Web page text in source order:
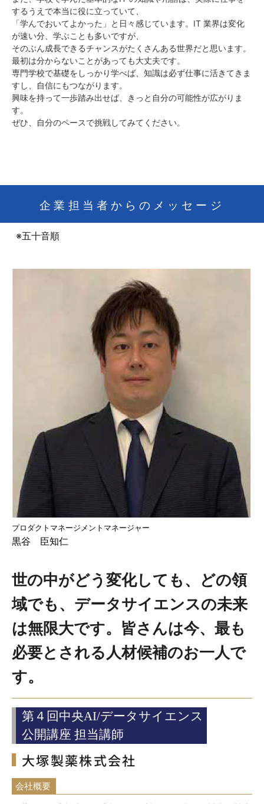
するうえで本当に役に立っていて、
「学んでおいてよかった」と日々感じています。IT 業界は変化
が速い分、学ぶことも多いですが、
そのぶん成長できるチャンスがたくさんある世界だと思います。
最初は分からないことがあっても大丈夫です。
専門学校で基礎をしっかり学べば、知識は必ず仕事に活きてきま
すし、自信にもつながります。
興味を持って一歩踏み出せば、きっと自分の可能性が広がりま
す。
ぜひ、自分のペースで挑戦してみてください。
企業担当者からのメッセージ
※五十音順
プロダクトマネージメントマネージャー
黒谷 臣知仁
世の中がどう変化しても、どの領
域でも、データサイエンスの未来
は無限大です。皆さんは今、最も
必要とされる人材候補のお一人で
す。
第４回中央AI/データサイエンス
公開講座 担当講師
大塚製薬株式会社
会社概要